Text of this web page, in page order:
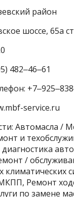
район
шоссе, 65а
482‒46‒61
service.ru
Автомасла /
и
/
Ремонт
по замене